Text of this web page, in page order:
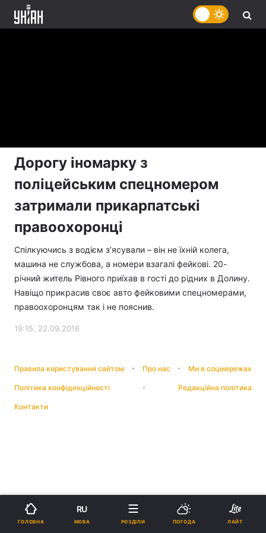
Дорогу іномарку з
поліцейським спецномером
затримали прикарпатські
правоохоронці
Спілкуючись з водієм з’ясували – він не їхній колега,
машина не службова, а номери взагалі фейкові. 20-
річний житель Рівного приїхав в гості до рідних в Долину.
Навіщо прикрасив своє авто фейковими спецномерами,
правоохоронцям так і не пояснив.
19:15, 22.09.2016
Правила користування сайтом Про нас Ми в соцмережах
Політика конфіденційності Редакційна політика
Контакти
ГОЛОВНА
RU
МОВА РОЗДІЛИ ПОГОДА ЛАЙТ